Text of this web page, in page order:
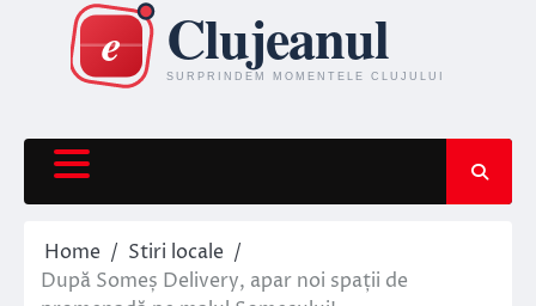
content
Home
Stiri locale
După Someș Delivery, apar noi spații de